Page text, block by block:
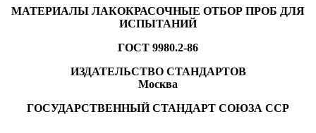
МАТЕРИАЛЫ ЛАКОКРАСОЧНЫЕ ОТБОР ПРОБ ДЛЯ
ИСПЫТАНИЙ
ГОСТ 9980.2-86
ИЗДАТЕЛЬСТВО СТАНДАРТОВ
Москва
ГОСУДАРСТВЕННЫЙ СТАНДАРТ СОЮЗА ССР